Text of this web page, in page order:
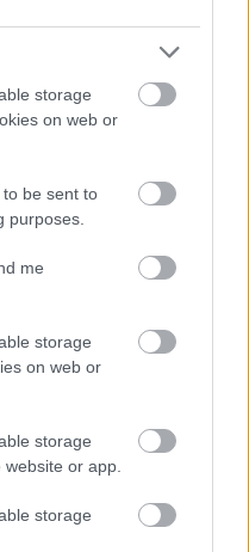
storage
on web or
be sent to
purposes.
me
storage
on web or
storage
or app.
storage